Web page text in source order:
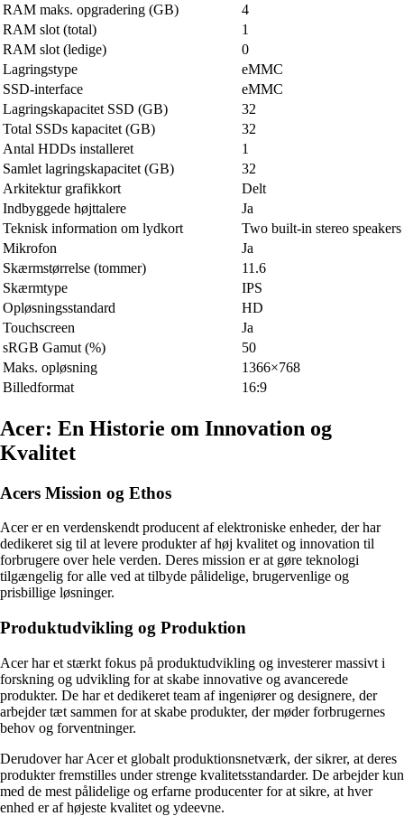
RAM maks. opgradering (GB)
4
RAM slot (total)
1
RAM slot (ledige)
0
Lagringstype
eMMC
SSD-interface
eMMC
Lagringskapacitet SSD (GB)
32
Total SSDs kapacitet (GB)
32
Antal HDDs installeret
1
Samlet lagringskapacitet (GB)
32
Arkitektur grafikkort
Delt
Indbyggede højttalere
Ja
Teknisk information om lydkort
Two built-in stereo speakers
Mikrofon
Ja
Skærmstørrelse (tommer)
11.6
Skærmtype
IPS
Opløsningsstandard
HD
Touchscreen
Ja
sRGB Gamut (%)
50
Maks. opløsning
1366×768
Billedformat
16:9
Acer: En Historie om Innovation og
Kvalitet
Acers Mission og Ethos
Acer er en verdenskendt producent af elektroniske enheder, der har
dedikeret sig til at levere produkter af høj kvalitet og innovation til
forbrugere over hele verden. Deres mission er at gøre teknologi
tilgængelig for alle ved at tilbyde pålidelige, brugervenlige og
prisbillige løsninger.
Produktudvikling og Produktion
Acer har et stærkt fokus på produktudvikling og investerer massivt i
forskning og udvikling for at skabe innovative og avancerede
produkter. De har et dedikeret team af ingeniører og designere, der
arbejder tæt sammen for at skabe produkter, der møder forbrugernes
behov og forventninger.
Derudover har Acer et globalt produktionsnetværk, der sikrer, at deres
produkter fremstilles under strenge kvalitetsstandarder. De arbejder kun
med de mest pålidelige og erfarne producenter for at sikre, at hver
enhed er af højeste kvalitet og ydeevne.